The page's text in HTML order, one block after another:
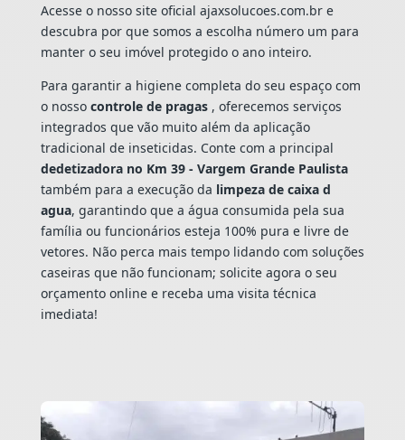
Acesse o nosso site oficial ajaxsolucoes.com.br e
descubra por que somos a escolha número um para
manter o seu imóvel protegido o ano inteiro.
Para garantir a higiene completa do seu espaço com
o nosso controle de pragas , oferecemos serviços
integrados que vão muito além da aplicação
tradicional de inseticidas. Conte com a principal
dedetizadora no Km 39 - Vargem Grande Paulista
também para a execução da limpeza de caixa d
agua, garantindo que a água consumida pela sua
família ou funcionários esteja 100% pura e livre de
vetores. Não perca mais tempo lidando com soluções
caseiras que não funcionam; solicite agora o seu
orçamento online e receba uma visita técnica
imediata!